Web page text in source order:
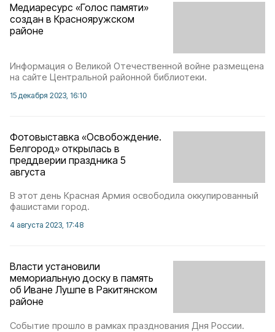
Медиаресурс «Голос памяти»
создан в Краснояружском
районе
Информация о Великой Отечественной войне размещена
на сайте Центральной районной библиотеки.
15 декабря 2023, 16:10
Фотовыставка «Освобождение.
Белгород» открылась в
преддверии праздника 5
августа
В этот день Красная Армия освободила оккупированный
фашистами город.
4 августа 2023, 17:48
Власти установили
мемориальную доску в память
об Иване Лушпе в Ракитянском
районе
Событие прошло в рамках празднования Дня России.